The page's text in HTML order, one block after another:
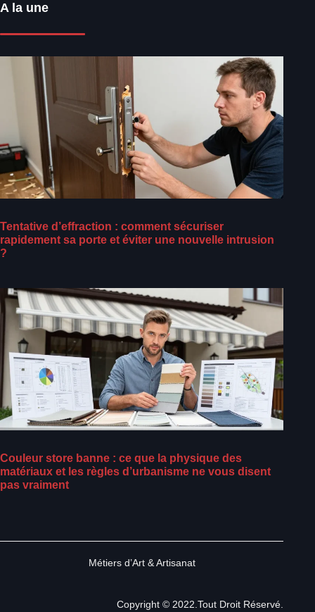
A la une
Tentative d’effraction : comment sécuriser
rapidement sa porte et éviter une nouvelle intrusion
?
Couleur store banne : ce que la physique des
matériaux et les règles d’urbanisme ne vous disent
pas vraiment
Métiers d’Art & Artisanat
Copyright © 2022.Tout Droit Réservé.